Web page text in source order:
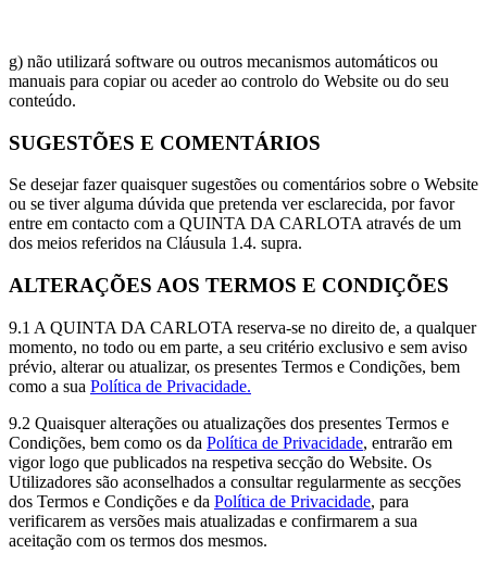
g) não utilizará software ou outros mecanismos automáticos ou
manuais para copiar ou aceder ao controlo do Website ou do seu
conteúdo.
SUGESTÕES E COMENTÁRIOS
Se desejar fazer quaisquer sugestões ou comentários sobre o Website
ou se tiver alguma dúvida que pretenda ver esclarecida, por favor
entre em contacto com a QUINTA DA CARLOTA através de um
dos meios referidos na Cláusula 1.4. supra.
ALTERAÇÕES AOS TERMOS E CONDIÇÕES
9.1 A QUINTA DA CARLOTA reserva-se no direito de, a qualquer
momento, no todo ou em parte, a seu critério exclusivo e sem aviso
prévio, alterar ou atualizar, os presentes Termos e Condições, bem
como a sua Política de Privacidade.
9.2 Quaisquer alterações ou atualizações dos presentes Termos e
Condições, bem como os da Política de Privacidade, entrarão em
vigor logo que publicados na respetiva secção do Website. Os
Utilizadores são aconselhados a consultar regularmente as secções
dos Termos e Condições e da Política de Privacidade, para
verificarem as versões mais atualizadas e confirmarem a sua
aceitação com os termos dos mesmos.